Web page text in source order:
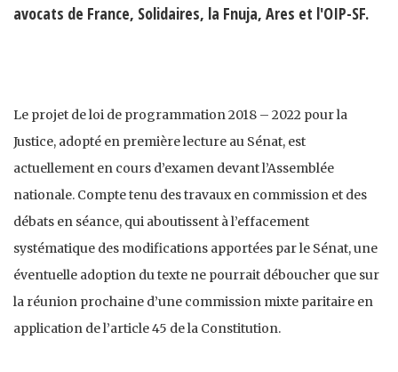
avocats de France, Solidaires, la Fnuja, Ares et l'OIP-SF.
Le projet de loi de programmation 2018 – 2022 pour la
Justice, adopté en première lecture au Sénat, est
actuellement en cours d’examen devant l’Assemblée
nationale. Compte tenu des travaux en commission et des
débats en séance, qui aboutissent à l’effacement
systématique des modifications apportées par le Sénat, une
éventuelle adoption du texte ne pourrait déboucher que sur
la réunion prochaine d’une commission mixte paritaire en
application de l’article 45 de la Constitution.